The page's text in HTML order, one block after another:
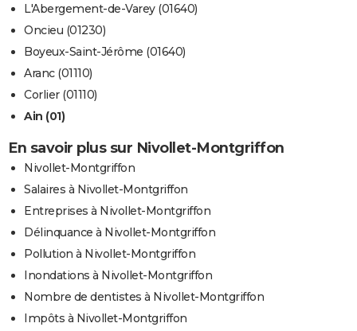
L'Abergement-de-Varey (01640)
Oncieu (01230)
Boyeux-Saint-Jérôme (01640)
Aranc (01110)
Corlier (01110)
Ain (01)
En savoir plus sur Nivollet-Montgriffon
Nivollet-Montgriffon
Salaires à Nivollet-Montgriffon
Entreprises à Nivollet-Montgriffon
Délinquance à Nivollet-Montgriffon
Pollution à Nivollet-Montgriffon
Inondations à Nivollet-Montgriffon
Nombre de dentistes à Nivollet-Montgriffon
Impôts à Nivollet-Montgriffon